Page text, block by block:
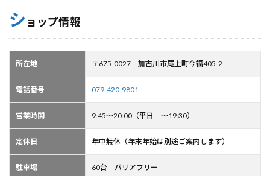
シ ョップ情報
所在地 〒675-0027 加古川市尾上町今福405-2
電話番号 079-420-9801
営業時間 9:45～20:00（平日 ～19:30）
定休日 年中無休（年末年始は別途ご案内します）
駐車場 60台 バリアフリー